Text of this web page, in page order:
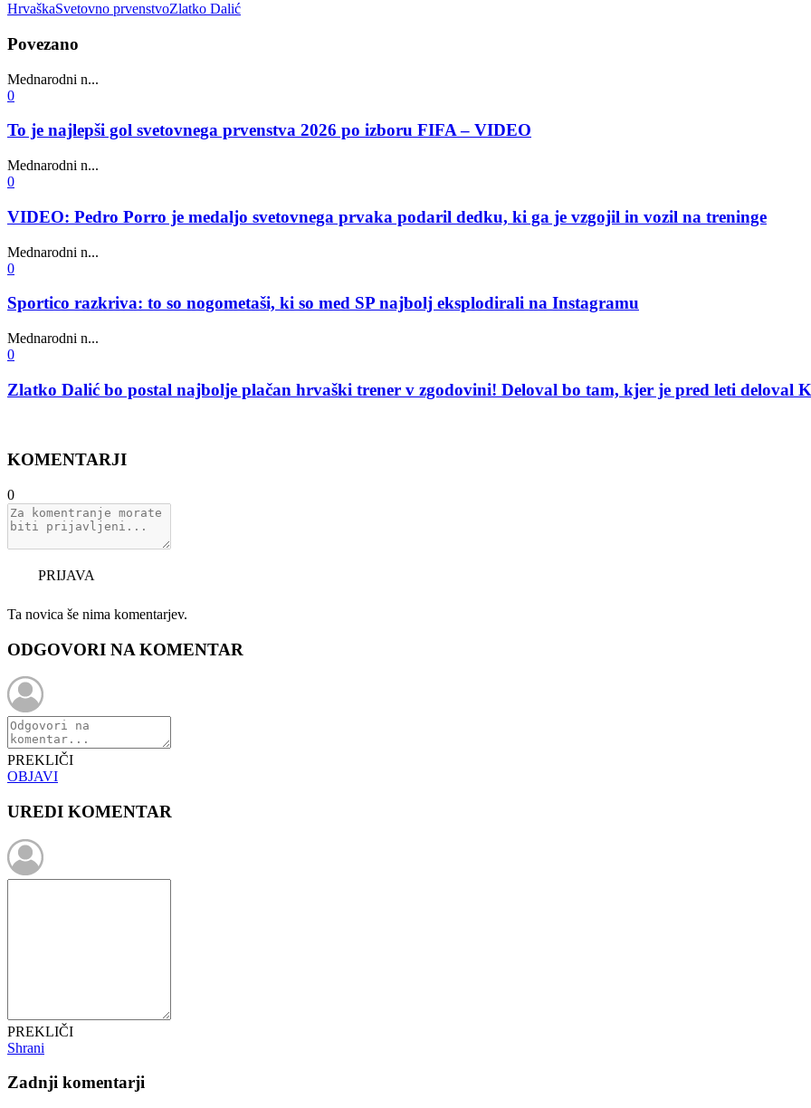
HrvaškaSvetovno prvenstvoZlatko Dalić
Povezano
Mednarodni n...
0
To je najlepši gol svetovnega prvenstva 2026 po izboru FIFA – VIDEO
Mednarodni n...
0
VIDEO: Pedro Porro je medaljo svetovnega prvaka podaril dedku, ki ga je vzgojil in vozil na treninge
Mednarodni n...
0
Sportico razkriva: to so nogometaši, ki so med SP najbolj eksplodirali na Instagramu
Mednarodni n...
0
Zlatko Dalić bo postal najbolje plačan hrvaški trener v zgodovini! Deloval bo tam, kjer je pred leti deloval
KOMENTARJI
0
PRIJAVA
Ta novica še nima komentarjev.
ODGOVORI NA KOMENTAR
PREKLIČI
OBJAVI
UREDI KOMENTAR
PREKLIČI
Shrani
Zadnji komentarji